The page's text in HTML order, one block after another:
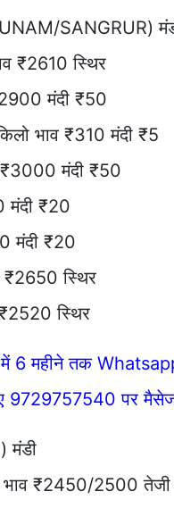
SANGRUR)
₹2610 स्थिर
मंदी ₹50
भाव ₹310 मंदी ₹5
मंदी ₹50
मंदी ₹20
मंदी ₹20
₹2650 स्थिर
स्थिर
6 महीने तक
9729757540 पर
मंडी
भाव ₹2450/2500